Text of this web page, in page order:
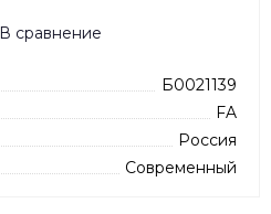
В сравнение
Б0021139
FA
Россия
Современный